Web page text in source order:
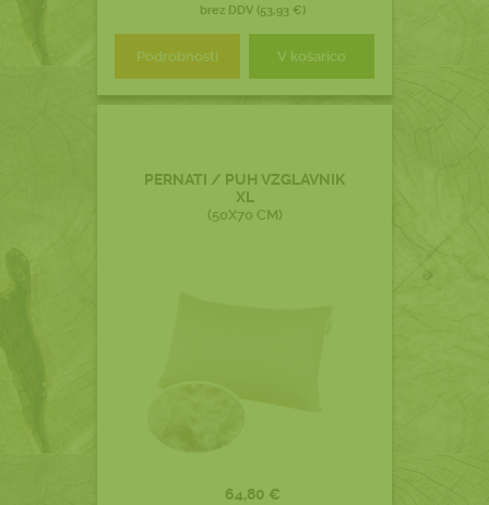
brez DDV (53,93 €)
Podrobnosti V košarico
PERNATI / PUH VZGLAVNIK
XL
(50X70 CM)
64,80 €